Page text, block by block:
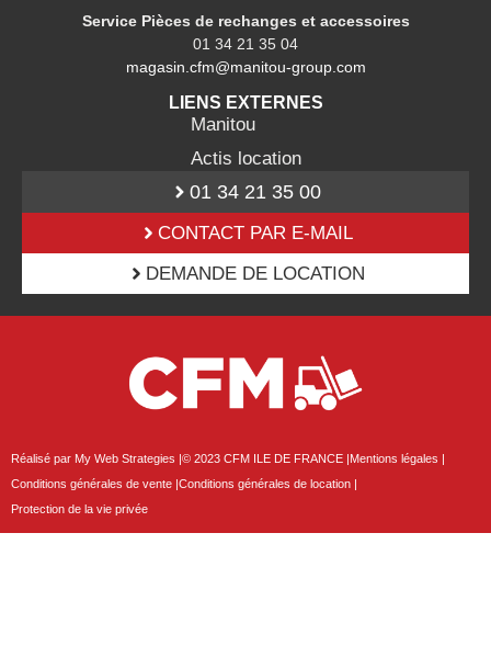
Service Pièces de rechanges et accessoires
01 34 21 35 04
magasin.cfm@manitou-group.com
LIENS EXTERNES
Manitou
Actis location
01 34 21 35 00
CONTACT PAR E-MAIL
DEMANDE DE LOCATION
Réalisé par My Web Strategies |© 2023 CFM ILE DE FRANCE |Mentions légales |
Conditions générales de vente |Conditions générales de location |
Protection de la vie privée